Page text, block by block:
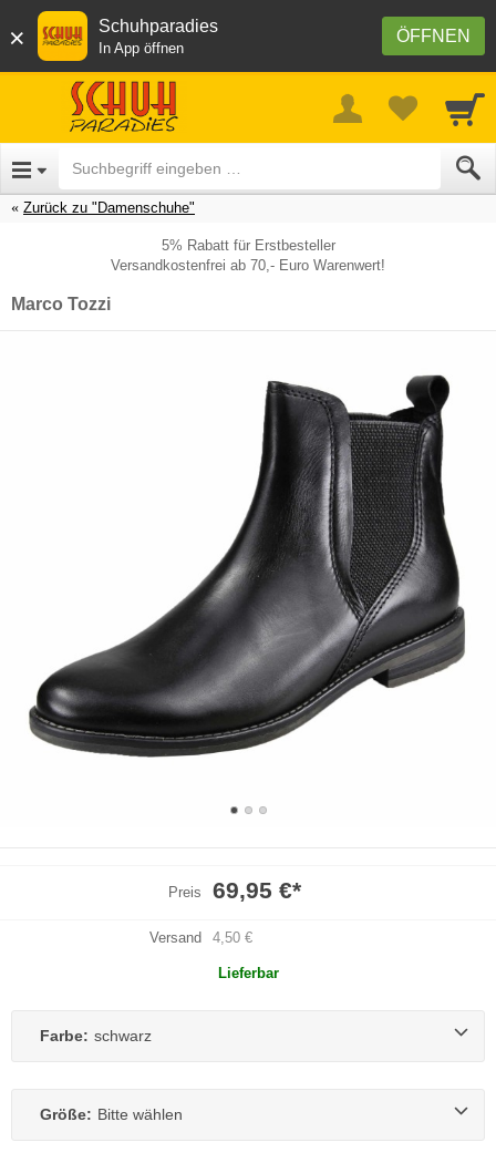
× ÖFFNEN
Schuhparadies
In App öffnen
Zurück zu "Damenschuhe"
5% Rabatt für Erstbesteller
Versandkostenfrei ab 70,- Euro Warenwert!
Marco Tozzi
Preis 69,95 €*
Versand 4,50 €
Lieferbar
Farbe: schwarz
Größe: Bitte wählen